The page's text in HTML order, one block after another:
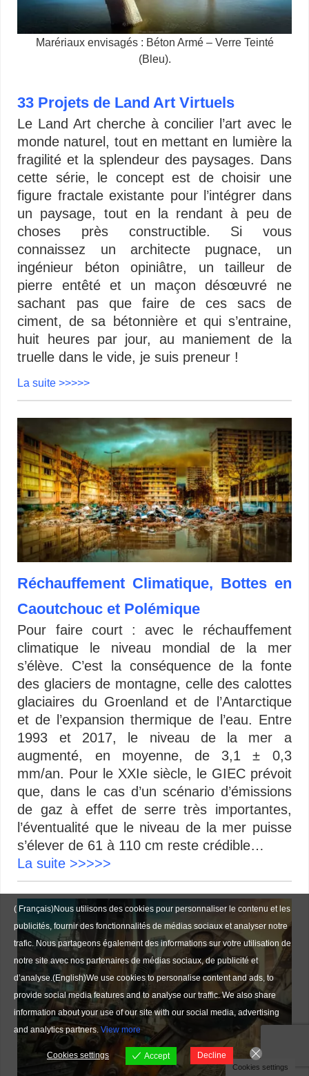
Marériaux envisagés : Béton Armé – Verre Teinté
(Bleu).
33 Projets de Land Art Virtuels
Le Land Art cherche à concilier l’art avec le
monde naturel, tout en mettant en lumière la
fragilité et la splendeur des paysages. Dans
cette série, le concept est de choisir une
figure fractale existante pour l’intégrer dans
un paysage, tout en la rendant à peu de
choses près constructible. Si vous
connaissez un architecte pugnace, un
ingénieur béton opiniâtre, un tailleur de
pierre entêté et un maçon désœuvré ne
sachant pas que faire de ces sacs de
ciment, de sa bétonnière et qui s’entraine,
huit heures par jour, au maniement de la
truelle dans le vide, je suis preneur !
La suite >>>>>
Réchauffement Climatique, Bottes en
Caoutchouc et Polémique
Pour faire court : avec le réchauffement
climatique le niveau mondial de la mer
s’élève. C’est la conséquence de la fonte
des glaciers de montagne, celle des calottes
glaciaires du Groenland et de l’Antarctique
et de l’expansion thermique de l’eau. Entre
1993 et 2017, le niveau de la mer a
augmenté, en moyenne, de 3,1 ± 0,3
mm/an. Pour le XXIe siècle, le GIEC prévoit
que, dans le cas d’un scénario d’émissions
de gaz à effet de serre très importantes,
l’éventualité que le niveau de la mer puisse
s’élever de 61 à 110 cm reste crédible…
La suite >>>>>
( Français)Nous utilisons des cookies pour personnaliser le contenu et les
publicités, fournir des fonctionnalités de médias sociaux et analyser notre
trafic. Nous partageons également des informations sur votre utilisation de
notre site avec nos partenaires de médias sociaux, de publicité et
d’analyse.(English)We use cookies to personalise content and ads, to
provide social media features and to analyse our traffic. We also share
information about your use of our site with our social media, advertising
and analytics partners. View more
Cookies settings Accept Decline
Cookies settings